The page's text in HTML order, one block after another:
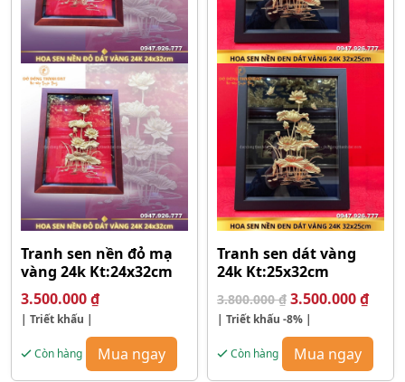
Tranh sen nền đỏ mạ
vàng 24k Kt:24x32cm
3.500.000₫
| Triết khấu |
Còn hàng Mua ngay
Tranh sen dát vàng
24k Kt:25x32cm
3.800.000₫ Giá
gốc
là:
3.800.000 ₫.
3.500.000₫Giá
tại
| Triết khấu -8% |
Còn hàng Mua ngay